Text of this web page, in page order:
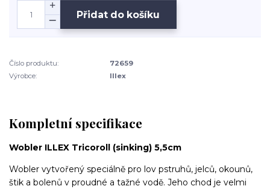
Přidat do košíku
Číslo produktu:
72659
Výrobce:
Illex
Kompletní specifikace
Wobler ILLEX Tricoroll (sinking) 5,5cm
Wobler vytvořený speciálně pro lov pstruhů, jelců, okounů,
štik a bolenů v proudné a tažné vodě. Jeho chod je velmi